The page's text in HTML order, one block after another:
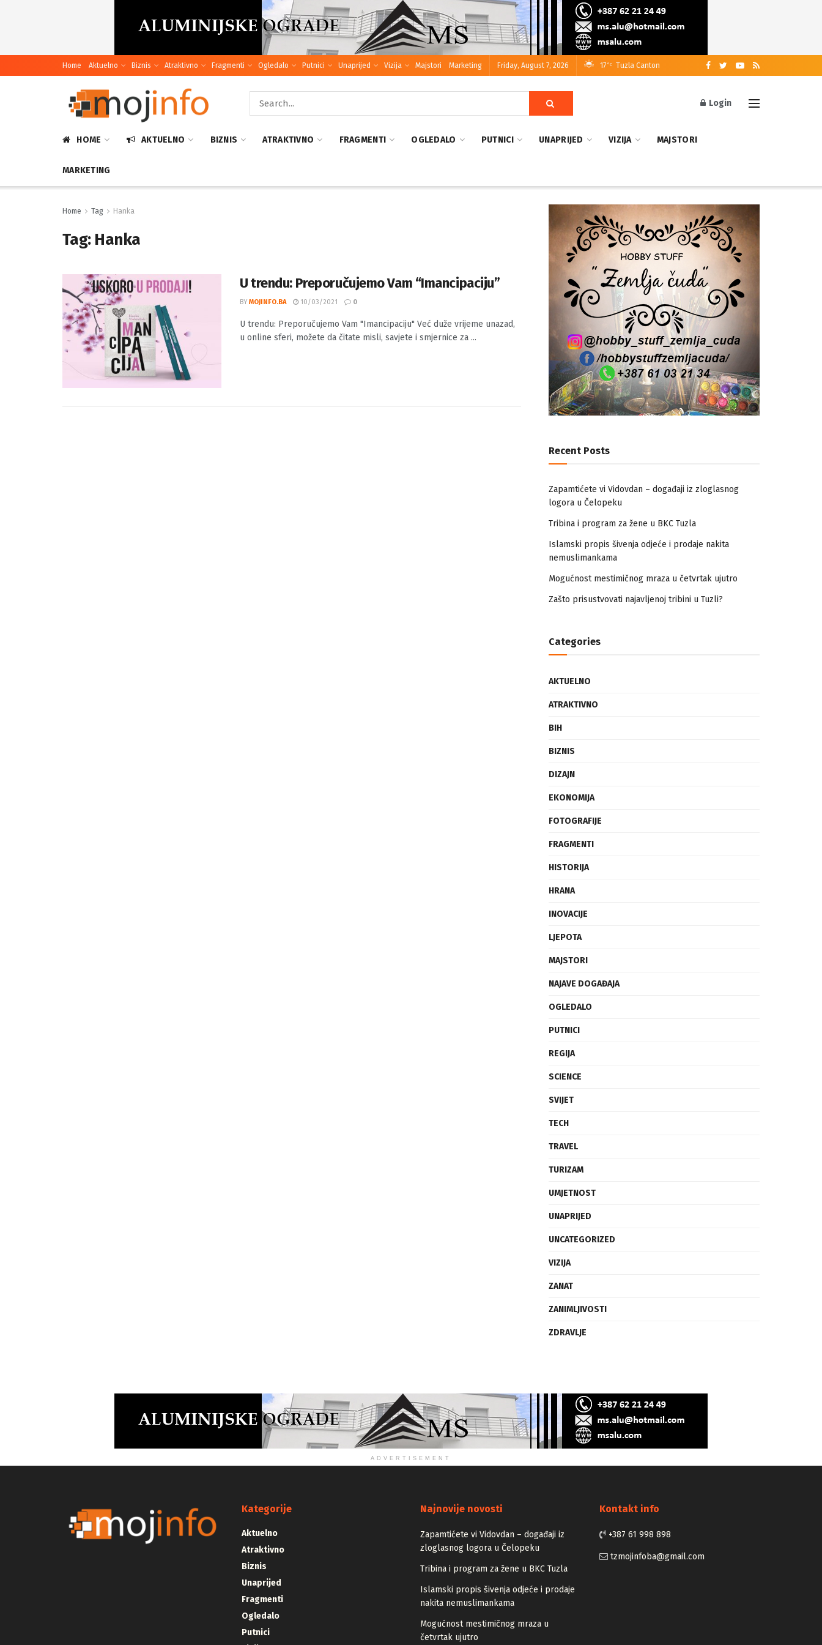
Home Aktuelno Biznis Atraktivno Fragmenti Ogledalo Putnici Unaprijed Vizija Majstori Marketing Friday, August 7, 2026 17 °C Tuzla Canton
Login
HOME AKTUELNO BIZNIS ATRAKTIVNO FRAGMENTI OGLEDALO PUTNICI UNAPRIJED VIZIJA MAJSTORI
MARKETING
Home Tag Hanka
Tag: Hanka
U trendu: Preporučujemo Vam “Imancipaciju”
BY MOJINFO.BA 10/03/2021 0
U trendu: Preporučujemo Vam "Imancipaciju" Već duže vrijeme unazad,
u online sferi, možete da čitate misli, savjete i smjernice za ...
Recent Posts
Zapamtićete vi Vidovdan – događaji iz zloglasnog
logora u Čelopeku
Tribina i program za žene u BKC Tuzla
Islamski propis šivenja odjeće i prodaje nakita
nemuslimankama
Mogućnost mestimičnog mraza u četvrtak ujutro
Zašto prisustvovati najavljenoj tribini u Tuzli?
Categories
AKTUELNO
ATRAKTIVNO
BIH
BIZNIS
DIZAJN
EKONOMIJA
FOTOGRAFIJE
FRAGMENTI
HISTORIJA
HRANA
INOVACIJE
LJEPOTA
MAJSTORI
NAJAVE DOGAĐAJA
OGLEDALO
PUTNICI
REGIJA
SCIENCE
SVIJET
TECH
TRAVEL
TURIZAM
UMJETNOST
UNAPRIJED
UNCATEGORIZED
VIZIJA
ZANAT
ZANIMLJIVOSTI
ZDRAVLJE
ADVERTISEMENT
Kategorije
Aktuelno
Atraktivno
Biznis
Unaprijed
Fragmenti
Ogledalo
Putnici
Najnovije novosti
Zapamtićete vi Vidovdan – događaji iz
zloglasnog logora u Čelopeku
Tribina i program za žene u BKC Tuzla
Islamski propis šivenja odjeće i prodaje
nakita nemuslimankama
Mogućnost mestimičnog mraza u
četvrtak ujutro
Kontakt info
+387 61 998 898
tzmojinfoba@gmail.com